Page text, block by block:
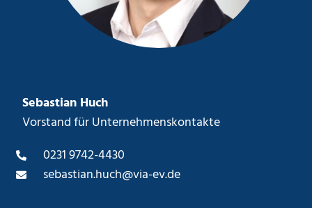
Sebastian Huch
Vorstand für Unternehmenskontakte
0231 9742-4430
sebastian.huch@via-ev.de